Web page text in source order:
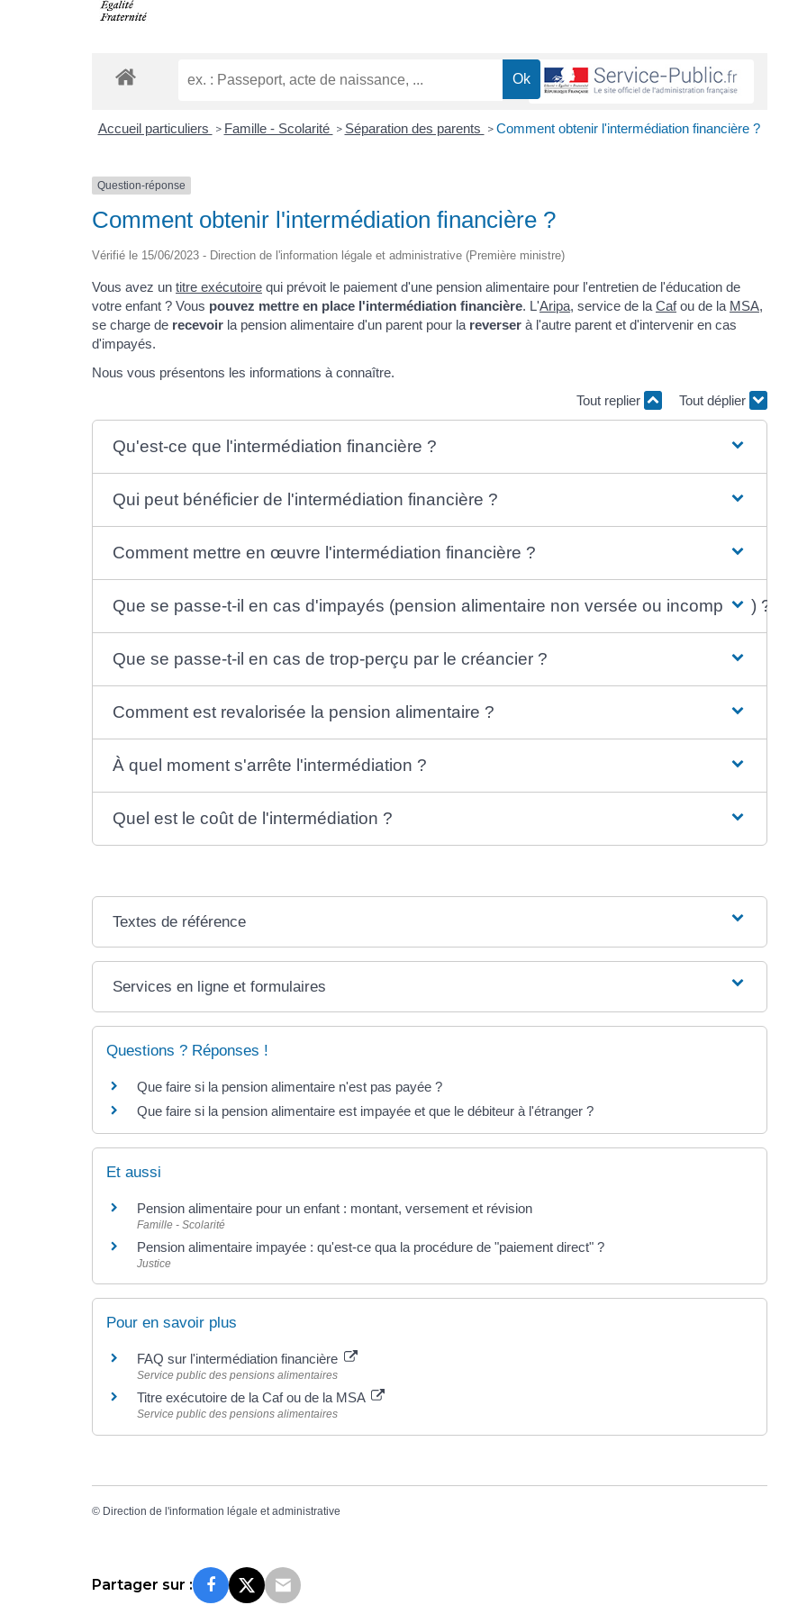
Accueil particuliers > Famille - Scolarité > Séparation des parents > Comment obtenir l'intermédiation financière ?
Question-réponse
Comment obtenir l'intermédiation financière ?
Vérifié le 15/06/2023 - Direction de l'information légale et administrative (Première ministre)
Vous avez un titre exécutoire qui prévoit le paiement d'une pension alimentaire pour l'entretien de l'éducation de
votre enfant ? Vous pouvez mettre en place l'intermédiation financière. L'Aripa, service de la Cafou de la MSA,
se charge de recevoir la pension alimentaire d'un parent pour la reverser à l'autre parent et d'intervenir en cas
d'impayés.
Nous vous présentons les informations à connaître.
Tout replier
Tout déplier
Qu'est-ce que l'intermédiation financière ?
Qui peut bénéficier de l'intermédiation financière ?
Comment mettre en œuvre l'intermédiation financière ?
Que se passe-t-il en cas d'impayés (pension alimentaire non versée ou incomplète) ?
Que se passe-t-il en cas de trop-perçu par le créancier ?
Comment est revalorisée la pension alimentaire ?
À quel moment s'arrête l'intermédiation ?
Quel est le coût de l'intermédiation ?
Textes de référence
Services en ligne et formulaires
Questions ? Réponses !
Que faire si la pension alimentaire n'est pas payée ?
Que faire si la pension alimentaire est impayée et que le débiteur à l'étranger ?
Et aussi
Pension alimentaire pour un enfant : montant, versement et révision
Famille - Scolarité
Pension alimentaire impayée : qu'est-ce qua la procédure de "paiement direct" ?
Justice
Pour en savoir plus
FAQ sur l'intermédiation financière
Service public des pensions alimentaires
Titre exécutoire de la Caf ou de la MSA
Service public des pensions alimentaires
© Direction de l'information légale et administrative
Partager sur :